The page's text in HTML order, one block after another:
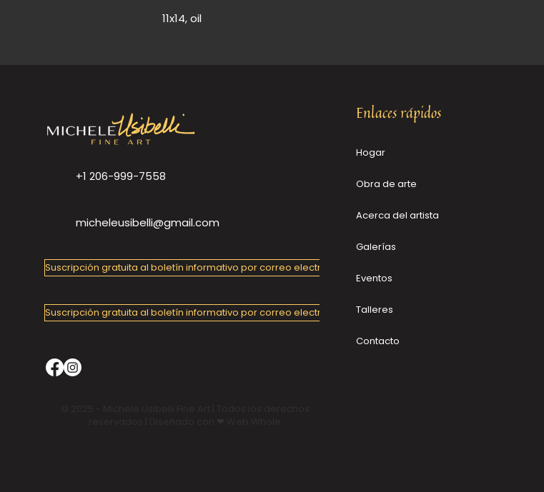
11x14, oil
+1 206-999-7558
micheleusibelli@gmail.com
Suscripción gratuita al boletín informativo por correo electrónico
Suscripción gratuita al boletín informativo por correo electrónico
Enlaces rápidos
Hogar
Obra de arte
Acerca del artista
Galerías
Eventos
Talleres
Contacto